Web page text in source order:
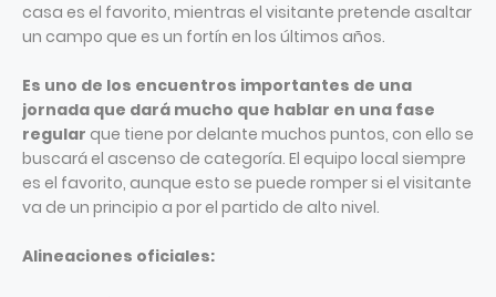
casa es el favorito, mientras el visitante pretende asaltar
un campo que es un fortín en los últimos años.
Es uno de los encuentros importantes de una
jornada que dará mucho que hablar en una fase
regular que tiene por delante muchos puntos, con ello se
buscará el ascenso de categoría. El equipo local siempre
es el favorito, aunque esto se puede romper si el visitante
va de un principio a por el partido de alto nivel.
Alineaciones oficiales: